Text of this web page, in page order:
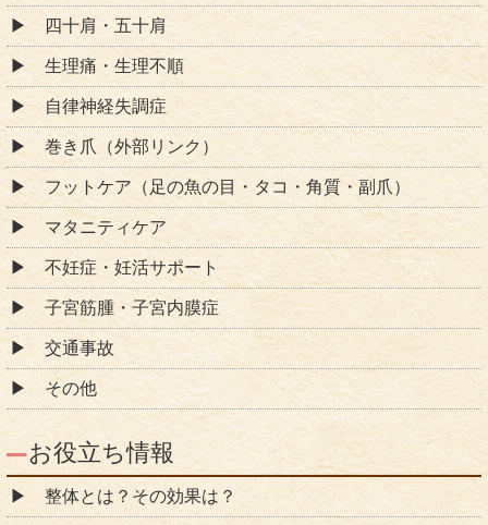
四十肩・五十肩
生理痛・生理不順
自律神経失調症
巻き爪（外部リンク）
フットケア（足の魚の目・タコ・角質・副爪）
マタニティケア
不妊症・妊活サポート
子宮筋腫・子宮内膜症
交通事故
その他
お役立ち情報
整体とは？その効果は？